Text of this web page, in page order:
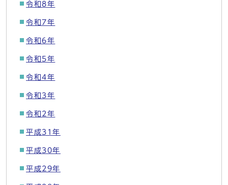
令和8年
令和7年
令和6年
令和5年
令和4年
令和3年
令和2年
平成31年
平成30年
平成29年